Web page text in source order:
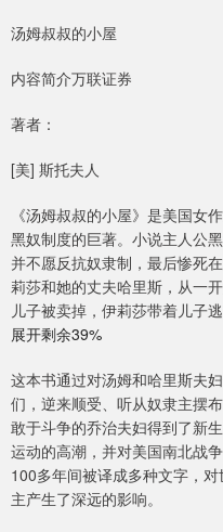
汤姆叔叔的小屋
内容简介万联证券
著者：
[美] 斯托夫人
《汤姆叔叔的小屋》是美国女
黑奴制度的巨著。小说主人公
并不愿反抗奴隶制，最后惨死
莉莎和她的丈夫哈里斯，从一
儿子被卖掉，伊莉莎带着儿子逃
展开剩余39%
这本书通过对汤姆和哈里斯夫
们，逆来顺受、听从奴隶主摆
敢于斗争的乔治夫妇得到了新
运动的高潮，并对美国南北战
100多年间被译成多种文字，
主产生了深远的影响。